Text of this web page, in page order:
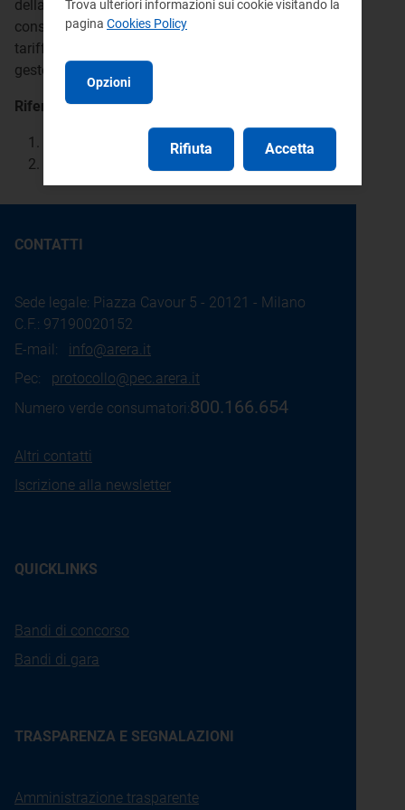
della carta dei servizi, la fatturazione di un
consumo minimo impegnato) l'invarianza delle
tariffe rispetto a quelle applicate da ciascun
gestore nel 2019.
Riferimenti:
Atto 580/2019/R/idr
D.P.C.M. 20 luglio 2012, art. 3
CONTATTI
Sede legale: Piazza Cavour 5 - 20121 - Milano
C.F.: 97190020152
E-mail: info@arera.it
Pec: protocollo@pec.arera.it
Numero verde consumatori:800.166.654
Altri contatti
Iscrizione alla newsletter
QUICKLINKS
Bandi di concorso
Bandi di gara
TRASPARENZA E SEGNALAZIONI
Amministrazione trasparente
Trova ulteriori informazioni sui cookie visitando la
pagina Cookies Policy
Opzioni
Rifiuta Accetta